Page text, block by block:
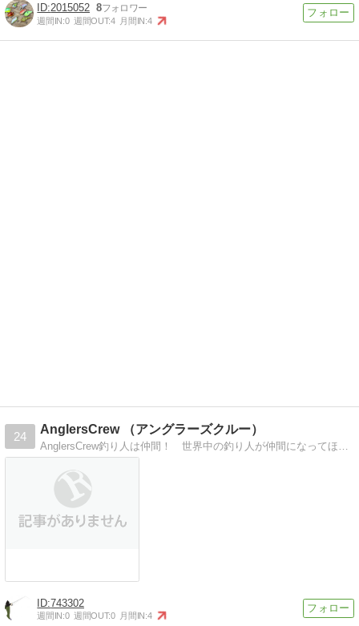
2015052 8
週間IN:0 週間OUT:4 月間IN:4
24
AnglersCrew （アングラーズクルー）
743302
週間IN:0 週間OUT:0 月間IN:4